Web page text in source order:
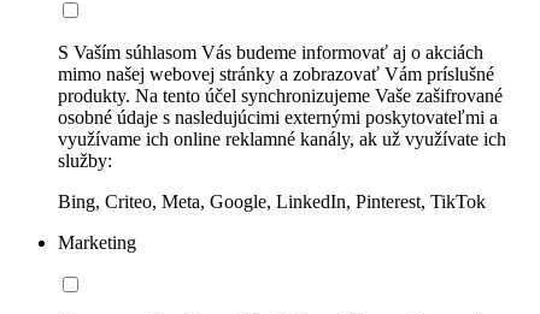
S Vaším súhlasom Vás budeme informovať aj o akciách
mimo našej webovej stránky a zobrazovať Vám príslušné
produkty. Na tento účel synchronizujeme Vaše zašifrované
osobné údaje s nasledujúcimi externými poskytovateľmi a
využívame ich online reklamné kanály, ak už využívate ich
služby:
Bing, Criteo, Meta, Google, LinkedIn, Pinterest, TikTok
Marketing